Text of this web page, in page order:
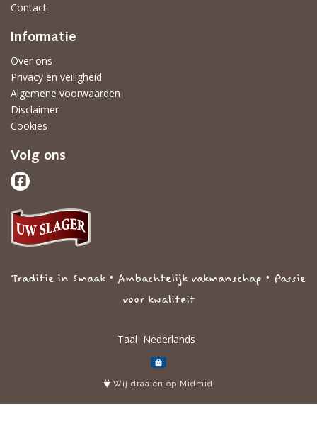
Contact
Informatie
Over ons
Privacy en veiligheid
Algemene voorwaarden
Disclaimer
Cookies
Volg ons
Traditie in Smaak • Ambachtelijk vakmanschap • Passie
voor kwaliteit
Taal
Wij draaien op Midmid